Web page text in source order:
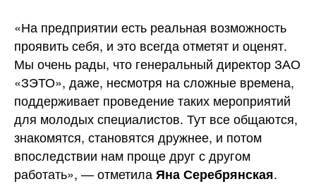
«На предприятии есть реальная возможность
проявить себя, и это всегда отметят и оценят.
Мы очень рады, что генеральный директор ЗАО
«ЗЭТО», даже, несмотря на сложные времена,
поддерживает проведение таких мероприятий
для молодых специалистов. Тут все общаются,
знакомятся, становятся дружнее, и потом
впоследствии нам проще друг с другом
работать», — отметилаЯна Серебрянская.